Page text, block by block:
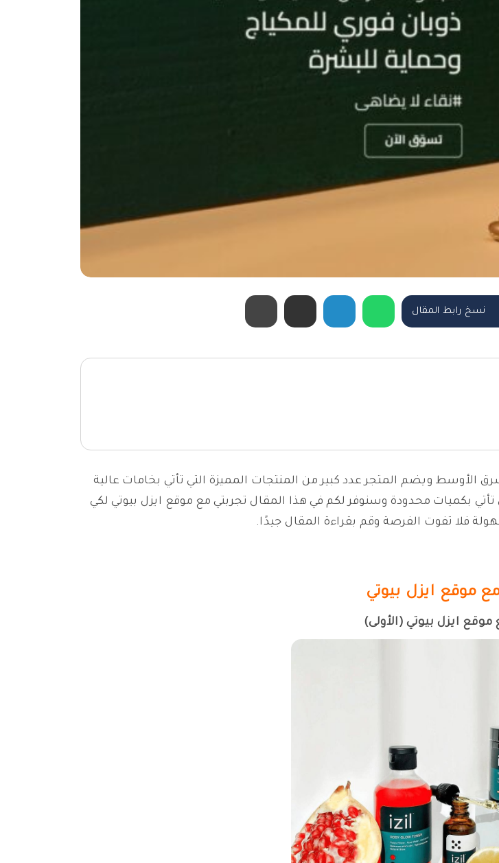
نسخ رابط المقال
الأوسط ويضم المتجر عدد كبير من المنتجات المميزة التي تأتي بخامات عالية
بكميات محدودة وسنوفر لكم في هذا المقال تجربتي مع موقع ايزل بيوتي لكي
فلا تفوت الفرصة وقم بقراءة المقال جيدًا.
موقع ايزل بيوتي